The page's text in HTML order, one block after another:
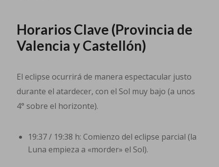
Horarios Clave (Provincia de
Valencia y Castellón)
El eclipse ocurrirá de manera espectacular justo
durante el atardecer, con el Sol muy bajo (a unos
4° sobre el horizonte).
19:37 / 19:38 h: Comienzo del eclipse parcial (la
Luna empieza a «morder» el Sol).